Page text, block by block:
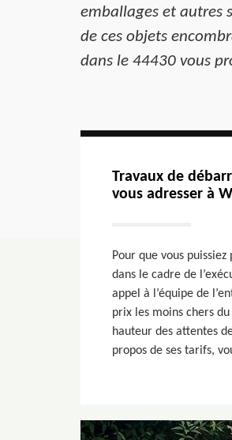
emballages et autres
de ces objets
dans le 44430 vous
Travaux de
vous adresser à
Pour que vous
dans le cadre de
appel à l’équipe de
prix les moins chers
hauteur des attentes
propos de ses tarifs,